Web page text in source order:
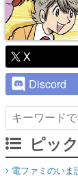
X
Discord
ピッ
電ファミのいま